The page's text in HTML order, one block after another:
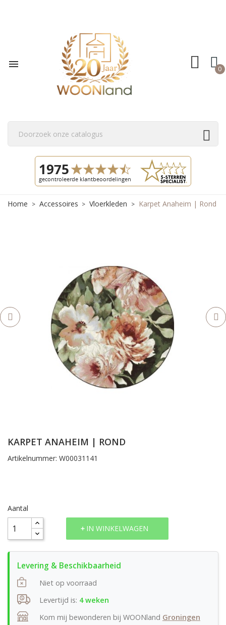
 0
Home Accessoires Vloerkleden Karpet Anaheim | Rond
KARPET ANAHEIM | ROND
Artikelnummer: W00031141
Aantal
IN WINKELWAGEN
Niet op voorraad
Levertijd is: 4 weken
Kom mij bewonderen bij WOONland Groningen